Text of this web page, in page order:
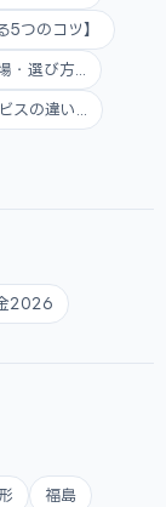
5つのコツ】
選び方...
スの違い...
2026
福島